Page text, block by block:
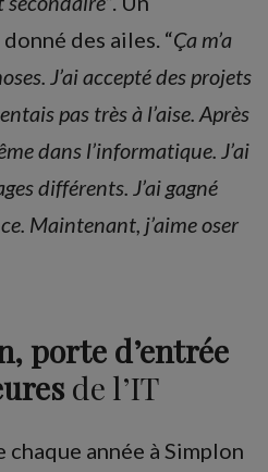
des ailes. “Ça m’a
J’ai accepté des projets
pas très à l’aise. Après
dans l’informatique. J’ai
différents. J’ai gagné
Maintenant, j’aime oser
porte d’entrée
de l’IT
année à Simplon